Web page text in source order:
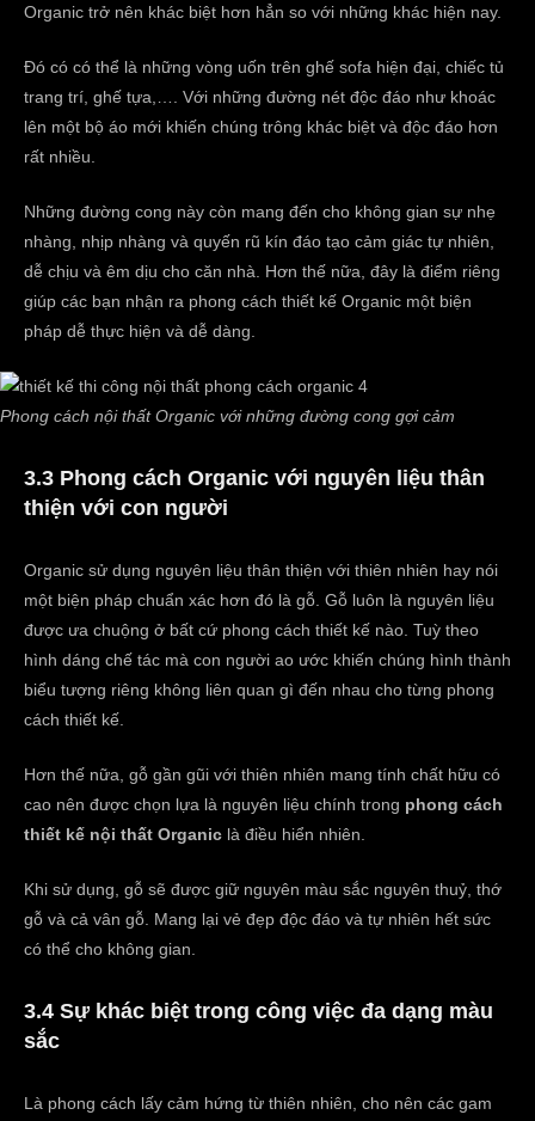
Organic trở nên khác biệt hơn hẳn so với những khác hiện nay.
Đó có có thể là những vòng uốn trên ghế sofa hiện đại, chiếc tủ
trang trí, ghế tựa,…. Với những đường nét độc đáo như khoác
lên một bộ áo mới khiến chúng trông khác biệt và độc đáo hơn
rất nhiều.
Những đường cong này còn mang đến cho không gian sự nhẹ
nhàng, nhịp nhàng và quyến rũ kín đáo tạo cảm giác tự nhiên,
dễ chịu và êm dịu cho căn nhà. Hơn thế nữa, đây là điểm riêng
giúp các bạn nhận ra phong cách thiết kế Organic một biện
pháp dễ thực hiện và dễ dàng.
Phong cách nội thất Organic với những đường cong gợi cảm
3.3 Phong cách Organic với nguyên liệu thân
thiện với con người
Organic sử dụng nguyên liệu thân thiện với thiên nhiên hay nói
một biện pháp chuẩn xác hơn đó là gỗ. Gỗ luôn là nguyên liệu
được ưa chuộng ở bất cứ phong cách thiết kế nào. Tuỳ theo
hình dáng chế tác mà con người ao ước khiến chúng hình thành
biểu tượng riêng không liên quan gì đến nhau cho từng phong
cách thiết kế.
Hơn thế nữa, gỗ gần gũi với thiên nhiên mang tính chất hữu có
cao nên được chọn lựa là nguyên liệu chính trong phong cách
thiết kế nội thất Organic là điều hiển nhiên.
Khi sử dụng, gỗ sẽ được giữ nguyên màu sắc nguyên thuỷ, thớ
gỗ và cả vân gỗ. Mang lại vẻ đẹp độc đáo và tự nhiên hết sức
có thể cho không gian.
3.4 Sự khác biệt trong công việc đa dạng màu
sắc
Là phong cách lấy cảm hứng từ thiên nhiên, cho nên các gam